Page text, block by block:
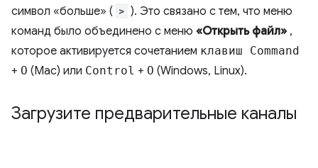
символ «больше» ( > ). Это связано с тем, что меню
команд было объединено с меню «Открыть файл» ,
которое активируется сочетанием клавиш Command
+ O (Mac) или Control + O (Windows, Linux).
Загрузите предварительные каналы